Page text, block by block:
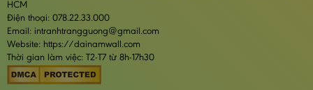
HCM
Điện thoại: 078.22.33.000
Email: intranhtrangguong@gmail.com
Website: https://dainamwall.com
Thời gian làm việc: T2-T7 từ 8h-17h30